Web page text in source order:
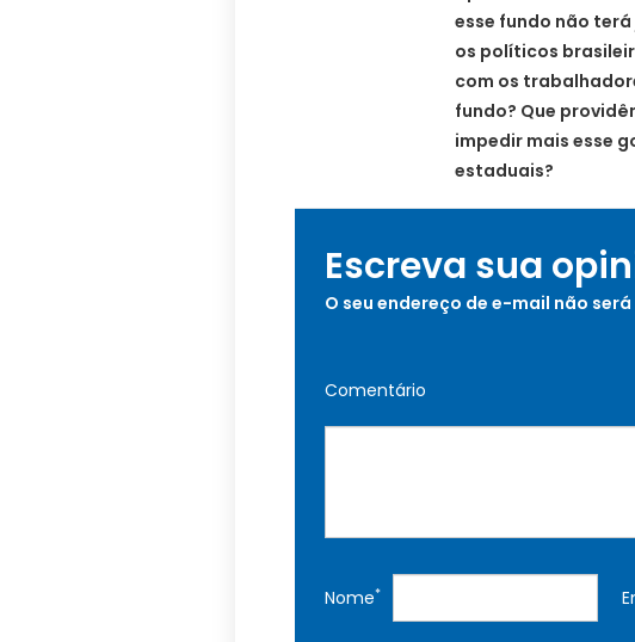
esse fundo não
os políticos
com os
fundo? Que
impedir mais esse
estaduais?
Escreva sua
O seu endereço de e-mail não
Comentário
Nome*